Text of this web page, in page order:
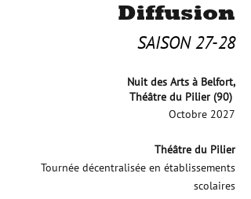
Diffusion
SAISON 27-28​
Nuit des Arts à Belfort,
Théâtre du Pilier (90)
Octobre 2027
Théâtre du Pilier
Tournée décentralisée en établissements
scolaires